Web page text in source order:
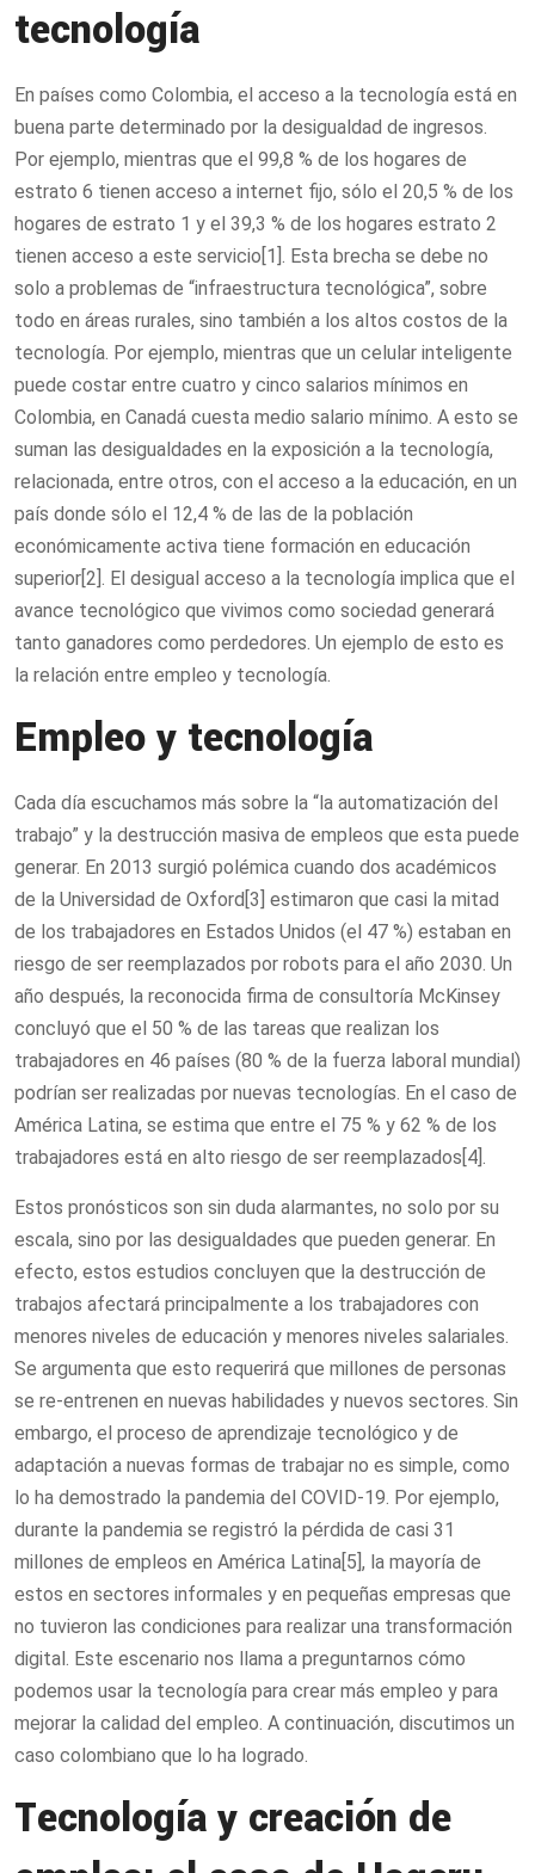
tecnología
En países como Colombia, el acceso a la tecnología está en
buena parte determinado por la desigualdad de ingresos.
Por ejemplo, mientras que el 99,8 % de los hogares de
estrato 6 tienen acceso a internet fijo, sólo el 20,5 % de los
hogares de estrato 1 y el 39,3 % de los hogares estrato 2
tienen acceso a este servicio[1]. Esta brecha se debe no
solo a problemas de “infraestructura tecnológica”, sobre
todo en áreas rurales, sino también a los altos costos de la
tecnología. Por ejemplo, mientras que un celular inteligente
puede costar entre cuatro y cinco salarios mínimos en
Colombia, en Canadá cuesta medio salario mínimo. A esto se
suman las desigualdades en la exposición a la tecnología,
relacionada, entre otros, con el acceso a la educación, en un
país donde sólo el 12,4 % de las de la población
económicamente activa tiene formación en educación
superior[2]. El desigual acceso a la tecnología implica que el
avance tecnológico que vivimos como sociedad generará
tanto ganadores como perdedores. Un ejemplo de esto es
la relación entre empleo y tecnología.
Empleo y tecnología
Cada día escuchamos más sobre la “la automatización del
trabajo” y la destrucción masiva de empleos que esta puede
generar. En 2013 surgió polémica cuando dos académicos
de la Universidad de Oxford[3] estimaron que casi la mitad
de los trabajadores en Estados Unidos (el 47 %) estaban en
riesgo de ser reemplazados por robots para el año 2030. Un
año después, la reconocida firma de consultoría McKinsey
concluyó que el 50 % de las tareas que realizan los
trabajadores en 46 países (80 % de la fuerza laboral mundial)
podrían ser realizadas por nuevas tecnologías. En el caso de
América Latina, se estima que entre el 75 % y 62 % de los
trabajadores está en alto riesgo de ser reemplazados[4].
Estos pronósticos son sin duda alarmantes, no solo por su
escala, sino por las desigualdades que pueden generar. En
efecto, estos estudios concluyen que la destrucción de
trabajos afectará principalmente a los trabajadores con
menores niveles de educación y menores niveles salariales.
Se argumenta que esto requerirá que millones de personas
se re-entrenen en nuevas habilidades y nuevos sectores. Sin
embargo, el proceso de aprendizaje tecnológico y de
adaptación a nuevas formas de trabajar no es simple, como
lo ha demostrado la pandemia del COVID-19. Por ejemplo,
durante la pandemia se registró la pérdida de casi 31
millones de empleos en América Latina[5], la mayoría de
estos en sectores informales y en pequeñas empresas que
no tuvieron las condiciones para realizar una transformación
digital. Este escenario nos llama a preguntarnos cómo
podemos usar la tecnología para crear más empleo y para
mejorar la calidad del empleo. A continuación, discutimos un
caso colombiano que lo ha logrado.
Tecnología y creación de